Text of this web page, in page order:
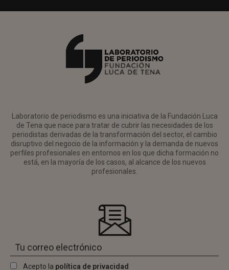
Laboratorio de periodismo es una iniciativa de la Fundación Luca
de Tena que nace para tratar de cubrir las necesidades de los
periodistas derivadas de la transformación del sector, el cambio
disruptivo del negocio de la información y la demanda de nuevos
perfiles profesionales en entornos en los que dicha formación no
está, en la mayoría de los casos, al alcance de los nuevos
profesionales.
Acepto la política de privacidad